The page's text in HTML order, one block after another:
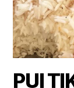
PUI